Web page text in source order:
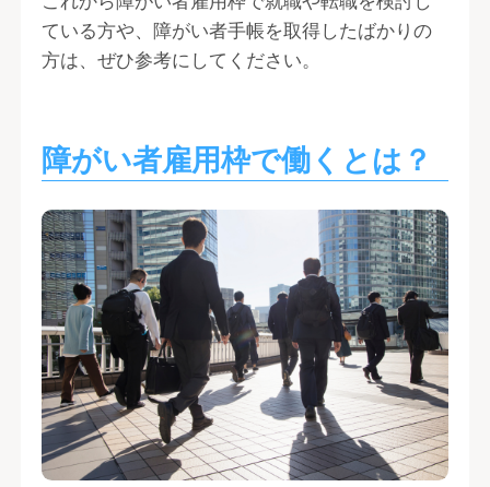
ている方や、障がい者手帳を取得したばかりの
方は、ぜひ参考にしてください。
障がい者雇用枠で働くとは？